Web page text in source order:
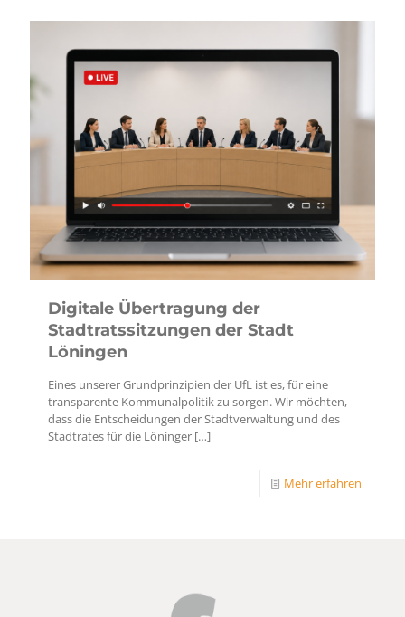
Digitale Übertragung der
Stadtratssitzungen der Stadt
Löningen
Eines unserer Grundprinzipien der UfL ist es, für eine
transparente Kommunalpolitik zu sorgen. Wir möchten,
dass die Entscheidungen der Stadtverwaltung und des
Stadtrates für die Löninger […]
Mehr erfahren